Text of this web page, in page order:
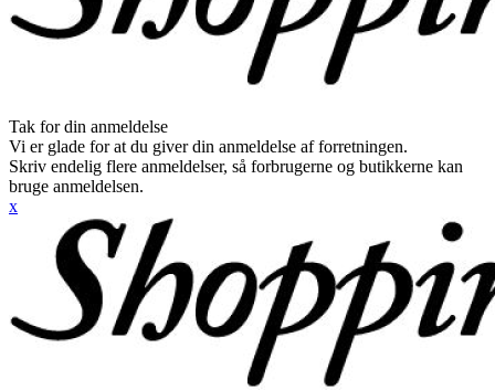
Tak for din anmeldelse
Vi er glade for at du giver din anmeldelse af forretningen.
Skriv endelig flere anmeldelser, så forbrugerne og butikkerne kan
bruge anmeldelsen.
x